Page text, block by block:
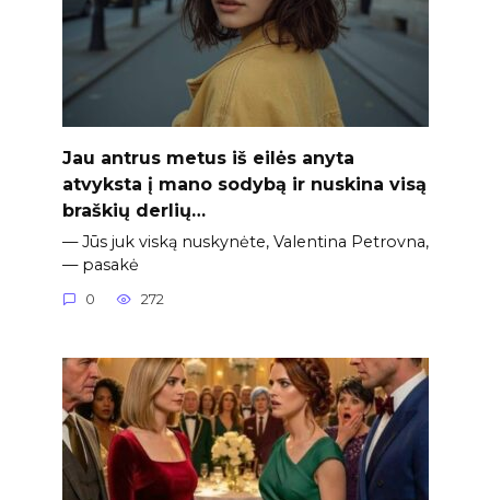
Jau antrus metus iš eilės anyta
atvyksta į mano sodybą ir nuskina visą
braškių derlių…
— Jūs juk viską nuskynėte, Valentina Petrovna,
— pasakė
0 272